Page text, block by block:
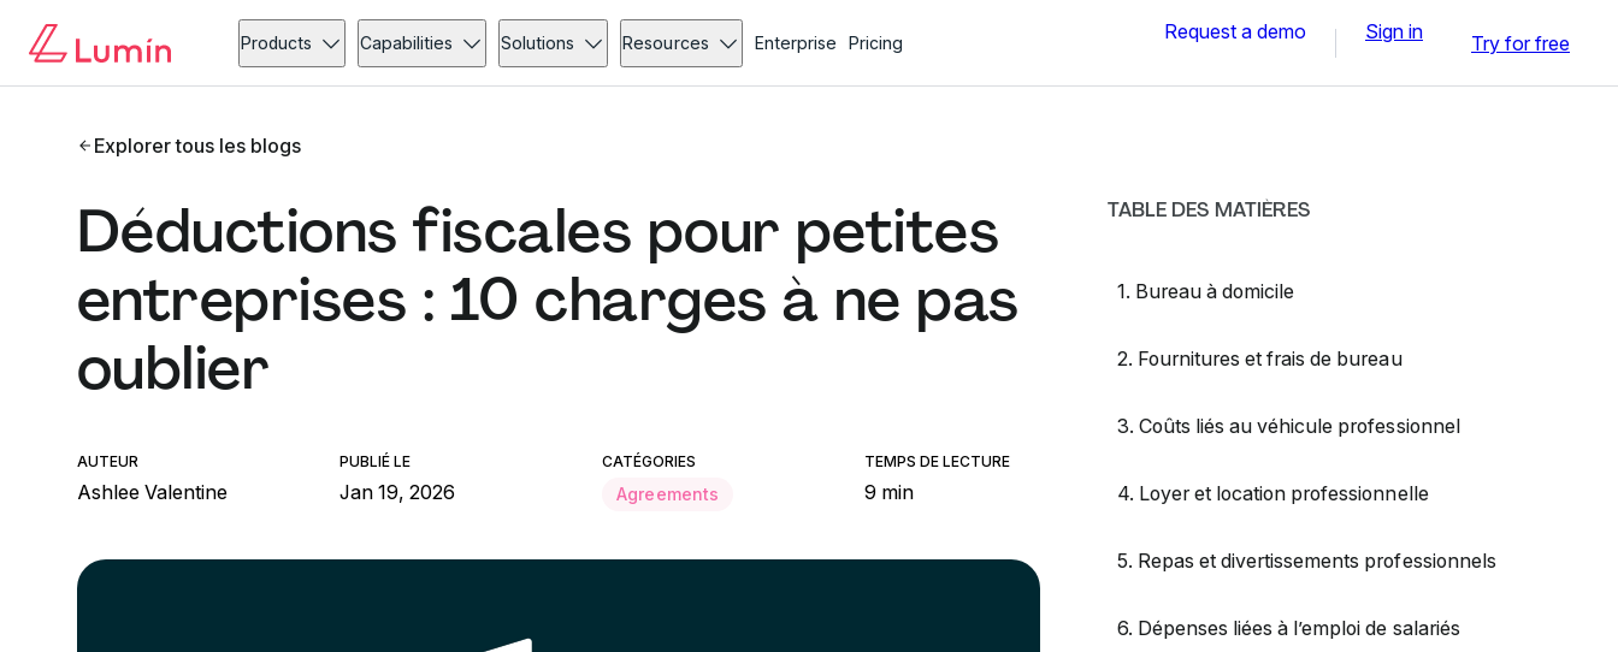
Products Capabilities Solutions Resources Enterprise Pricing Request a demo Sign in Try for free
Explorer tous les blogs
Déductions fiscales pour petites
entreprises : 10 charges à ne pas
oublier
AUTEUR
Ashlee Valentine
PUBLIÉ LE
Jan 19, 2026
CATÉGORIES
Agreements
TEMPS DE LECTURE
9 min
TABLE DES MATIÈRES
1. Bureau à domicile
2. Fournitures et frais de bureau
3. Coûts liés au véhicule professionnel
4. Loyer et location professionnelle
5. Repas et divertissements professionnels
6. Dépenses liées à l’emploi de salariés